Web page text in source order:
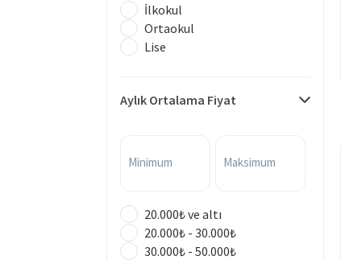
İlkokul
Ortaokul
Lise
Aylık Ortalama Fiyat
Minimum Maksimum
20.000₺ ve altı
20.000₺ - 30.000₺
30.000₺ - 50.000₺